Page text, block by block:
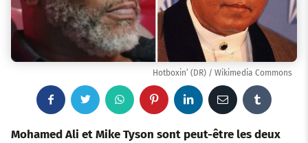
Hotboxin’ (DR) / Wikimedia Commons
a w
W
h
P E
m
Mohamed Ali et Mike Tyson sont peut-être les deux